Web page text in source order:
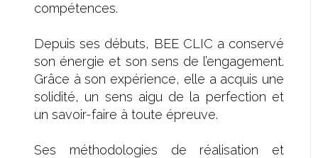
compétences.
Depuis ses débuts, BEE CLIC a conservé
son énergie et son sens de l’engagement.
Grâce à son expérience, elle a acquis une
solidité, un sens aigu de la perfection et
un savoir-faire à toute épreuve.
Ses méthodologies de réalisation et